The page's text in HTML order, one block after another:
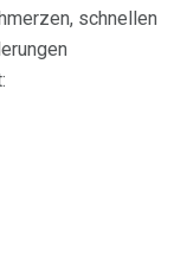
schnellen